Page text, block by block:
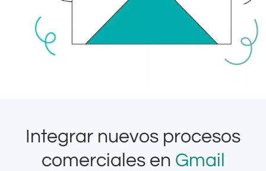
Integrar nuevos procesos
comerciales en Gmail